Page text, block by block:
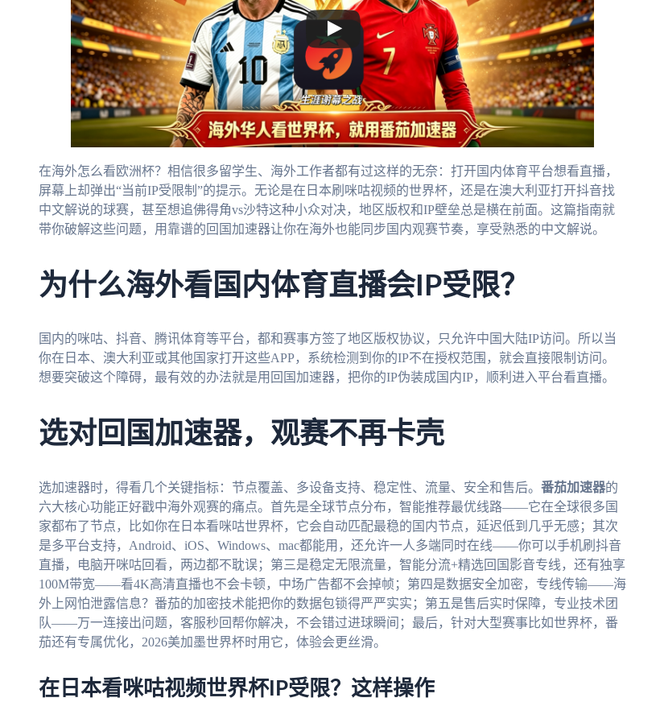
在海外怎么看欧洲杯？相信很多留学生、海外工作者都有过这样的无奈：打开国内体育平台想看直播，
屏幕上却弹出“当前IP受限制”的提示。无论是在日本刷咪咕视频的世界杯，还是在澳大利亚打开抖音找
中文解说的球赛，甚至想追佛得角vs沙特这种小众对决，地区版权和IP壁垒总是横在前面。这篇指南就
带你破解这些问题，用靠谱的回国加速器让你在海外也能同步国内观赛节奏，享受熟悉的中文解说。
为什么海外看国内体育直播会IP受限？
国内的咪咕、抖音、腾讯体育等平台，都和赛事方签了地区版权协议，只允许中国大陆IP访问。所以当
你在日本、澳大利亚或其他国家打开这些APP，系统检测到你的IP不在授权范围，就会直接限制访问。
想要突破这个障碍，最有效的办法就是用回国加速器，把你的IP伪装成国内IP，顺利进入平台看直播。
选对回国加速器，观赛不再卡壳
选加速器时，得看几个关键指标：节点覆盖、多设备支持、稳定性、流量、安全和售后。 番茄加速器的
六大核心功能正好戳中海外观赛的痛点。首先是全球节点分布，智能推荐最优线路——它在全球很多国
家都布了节点，比如你在日本看咪咕世界杯，它会自动匹配最稳的国内节点，延迟低到几乎无感；其次
是多平台支持，Android、iOS、Windows、mac都能用，还允许一人多端同时在线——你可以手机刷抖音
直播，电脑开咪咕回看，两边都不耽误；第三是稳定无限流量，智能分流+精选回国影音专线，还有独享
100M带宽——看4K高清直播也不会卡顿，中场广告都不会掉帧；第四是数据安全加密，专线传输——海
外上网怕泄露信息？番茄的加密技术能把你的数据包锁得严严实实；第五是售后实时保障，专业技术团
队——万一连接出问题，客服秒回帮你解决，不会错过进球瞬间；最后，针对大型赛事比如世界杯，番
茄还有专属优化，2026美加墨世界杯时用它，体验会更丝滑。
在日本看咪咕视频世界杯IP受限？这样操作